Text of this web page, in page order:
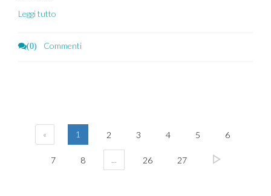
Leggi tutto
(0) Commenti
« 1 2 3 4 5 6
7 8 ... 26 27